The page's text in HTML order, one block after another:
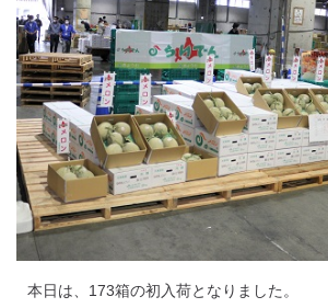
本日は、173箱の初入荷となりました。